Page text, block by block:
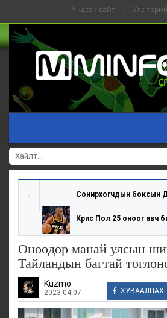
Үндсэн сайт Улс
Сонирхогчдын боксын
Крис Пол 25 оноог авч
Өнөөдөр манай улсын
Тайландын багтай
Kuzmo
2023-04-07 ХУВААЛЦАХ